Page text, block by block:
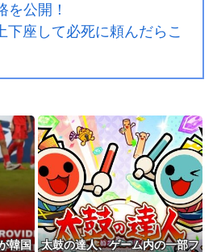
公開！
下座して必死に頼んだらこ
韓国
太鼓の達人、ゲーム内の一部フ